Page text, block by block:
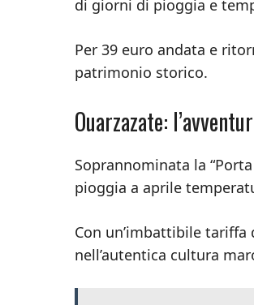
di giorni di pioggia e
Per 39 euro andata e
patrimonio storico.
Ouarzazate:
Soprannominata la
pioggia a aprile
Con un’imbattibile
nell’autentica cultura